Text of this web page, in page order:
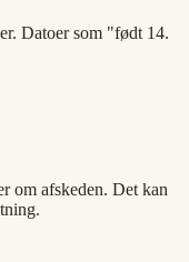
Datoer som "født 14.
om afskeden. Det kan